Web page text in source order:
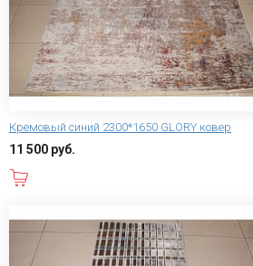
Кремовый синий 2300*1650 GLORY ковер
11 500 руб.